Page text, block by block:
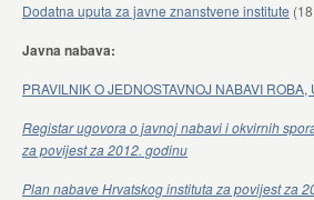
Dodatna uputa za javne znanstvene institute
Javna nabava:
PRAVILNIK O JEDNOSTAVNOJ NABAVI ROBA,
Registar ugovora o javnoj nabavi i okvirnih
za povijest za 2012. godinu
Plan nabave Hrvatskog instituta za povijest za